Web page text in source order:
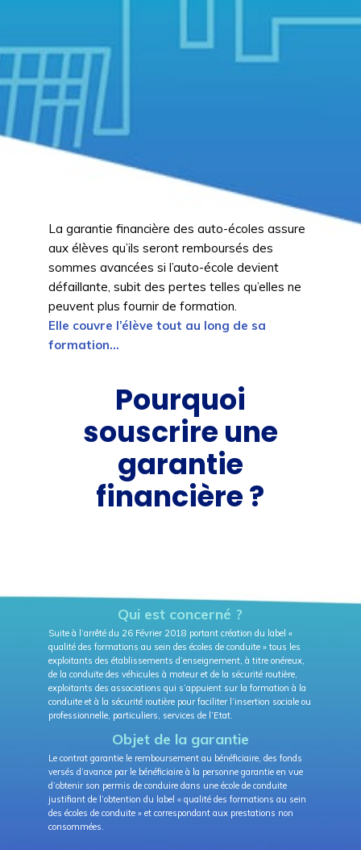
La garantie financière des auto-écoles assure
aux élèves qu’ils seront remboursés des
sommes avancées si l’auto-école devient
défaillante, subit des pertes telles qu’elles ne
peuvent plus fournir de formation.
Elle couvre l’élève tout au long de sa
formation…
Pourquoi
souscrire une
garantie
financière ?
Qui est concerné ?
Suite à l’arrêté du 26 Février 2018 portant création du label «
qualité des formations au sein des écoles de conduite » tous les
exploitants des établissements d’enseignement, à titre onéreux,
de la conduite des véhicules à moteur et de la sécurité routière,
exploitants des associations qui s’appuient sur la formation à la
conduite et à la sécurité routière pour faciliter l’insertion sociale ou
professionnelle, particuliers, services de l’Etat.
Objet de la garantie
Le contrat garantie le remboursement au bénéficiaire, des fonds
versés d’avance par le bénéficiaire à la personne garantie en vue
d’obtenir son permis de conduire dans une école de conduite
justifiant de l’obtention du label « qualité des formations au sein
des écoles de conduite » et correspondant aux prestations non
consommées.